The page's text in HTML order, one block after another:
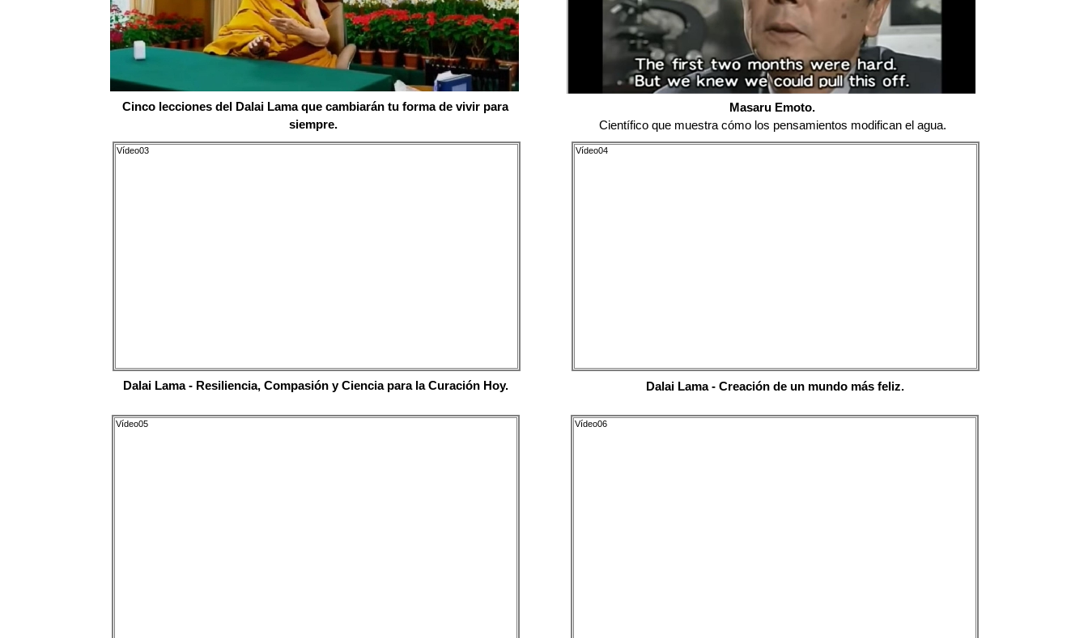
Cinco lecciones del Dalai Lama que cambiarán tu forma de vivir para
siempre.
Masaru Emoto.
Científico que muestra cómo los pensamientos modifican el agua.
Vídeo03 Vídeo04
Dalai Lama - Resiliencia, Compasión y Ciencia para la Curación Hoy. Dalai Lama - Creación de un mundo más feliz.
Vídeo05 Vídeo06